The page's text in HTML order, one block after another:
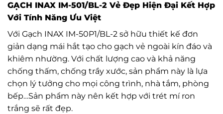
GẠCH INAX IM-501/BL-2 Vẻ Đẹp Hiện Đại Kết Hợp
Với Tính Năng Ưu Việt
Với Gạch INAX IM-50P1/BL-2 sở hữu thiết kế đơn
giản dạng mái hắt tạo cho gạch vẻ ngoài kín đáo và
khiêm nhường. Với chất lượng cao và khả năng
chống thấm, chống trầy xước, sản phẩm này là lựa
chọn lý tưởng cho mọi công trình, nhà tắm, phòng
bếp…Sản phẩm này nên kết hợp với trét mí ron
trắng sẽ rất đẹp.